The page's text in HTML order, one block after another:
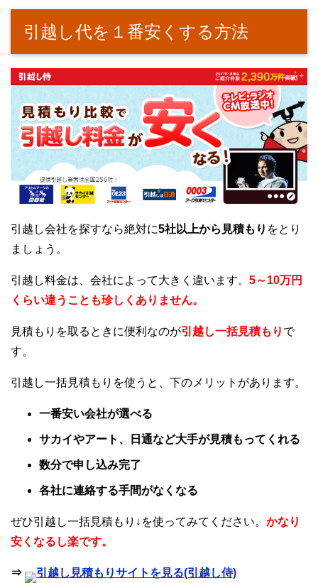
引越し代を１番安くする方法
引越し会社を探すなら絶対に5社以上から見積もり をとり
ましょう。
引越し料金は、会社によって大きく違います。 5～10万円
くらい違うことも珍しくありません。
見積もりを取るときに便利なのが引越し一括見積もり で
す。
引越し一括見積もりを使うと、下のメリットがあります。
一番安い会社が選べる
サカイやアート、日通など大手が見積もってくれる
数分で申し込み完了
各社に連絡する手間がなくなる
ぜひ引越し一括見積もり↓を使ってみてください。 かなり
安くなるし楽です。
⇒ 引越し見積もりサイトを見る(引越し侍)